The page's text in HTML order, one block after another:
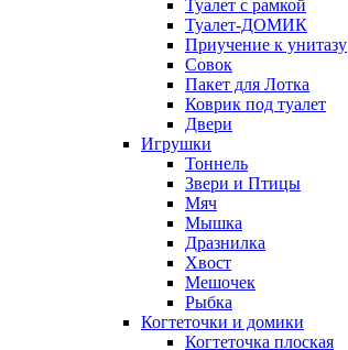
Туалет с рамкой
Туалет-ДОМИК
Приучение к унитазу
Совок
Пакет для Лотка
Коврик под туалет
Двери
Игрушки
Тоннель
Звери и Птицы
Мяч
Мышка
Дразнилка
Хвост
Мешочек
Рыбка
Когтеточки и домики
Когтеточка плоская